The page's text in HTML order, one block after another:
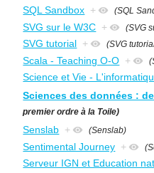
SQL Sandbox + (SQL
SVG sur le W3C + (SVG
SVG tutorial + (SVG
Scala - Teaching O-O +
Science et Vie -
Sciences des données :
premier ordre à la Toile)
Senslab + (Senslab)
Sentimental Journey +
Serveur IGN et Education